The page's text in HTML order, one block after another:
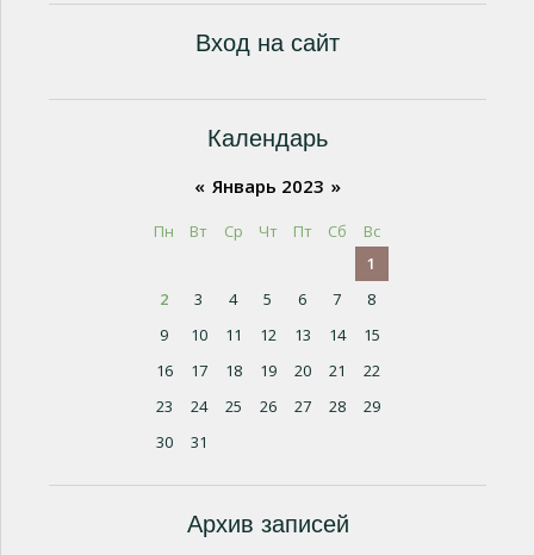
Вход на сайт
Календарь
« Январь 2023 »
Пн Вт Ср Чт Пт Сб
Вс
1
2
3 4 5 6 7
8
9
10 11 12 13 14
15
16
17 18 19 20 21
22
23
24 25 26 27 28
29
30
31
Архив записей